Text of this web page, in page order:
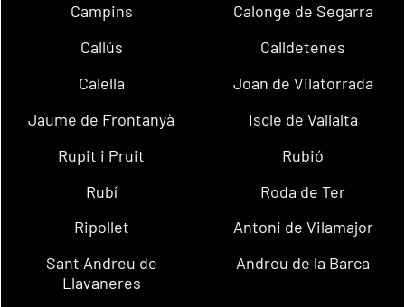
Campins
Calonge de Segarra
Callús
Calldetenes
Calella
Joan de Vilatorrada
Jaume de Frontanyà
Iscle de Vallalta
Rupit i Pruit
Rubió
Rubí
Roda de Ter
Ripollet
Antoni de Vilamajor
Sant Andreu de
Llavaneres
Andreu de la Barca